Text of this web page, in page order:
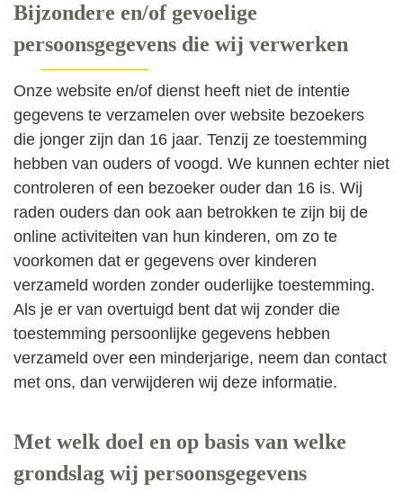
Bijzondere en/of gevoelige
persoonsgegevens die wij verwerken
Onze website en/of dienst heeft niet de intentie
gegevens te verzamelen over website bezoekers
die jonger zijn dan 16 jaar. Tenzij ze toestemming
hebben van ouders of voogd. We kunnen echter niet
controleren of een bezoeker ouder dan 16 is. Wij
raden ouders dan ook aan betrokken te zijn bij de
online activiteiten van hun kinderen, om zo te
voorkomen dat er gegevens over kinderen
verzameld worden zonder ouderlijke toestemming.
Als je er van overtuigd bent dat wij zonder die
toestemming persoonlijke gegevens hebben
verzameld over een minderjarige, neem dan contact
met ons, dan verwijderen wij deze informatie.
Met welk doel en op basis van welke
grondslag wij persoonsgegevens